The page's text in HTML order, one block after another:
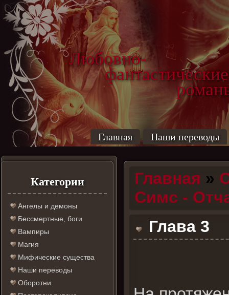
Любовно-
фантастические
Главная Наши переводы
Категории
Ангелы и демоны
Бессмертные, боги
Вампиры
Магия
Мифические существа
Наши переводы
Оборотни
Главная »
Cимс -
Глава 3